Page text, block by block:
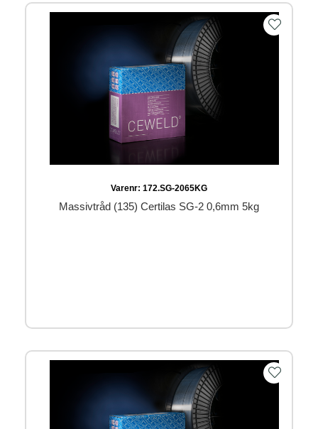
Varenr: 172.SG-2065KG
Massivtråd (135) Certilas SG-2 0,6mm 5kg